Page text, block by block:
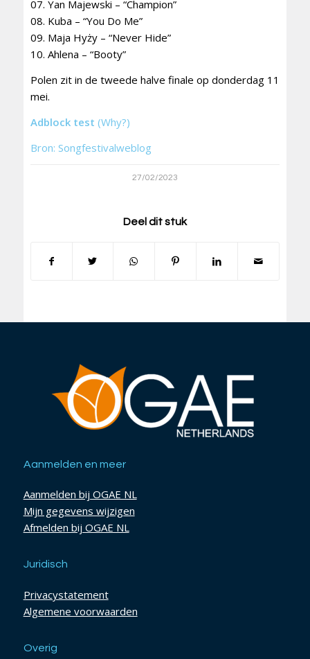
07. Yan Majewski – “Champion”
08. Kuba – “You Do Me”
09. Maja Hyży – “Never Hide”
10. Ahlena – “Booty”
Polen zit in de tweede halve finale op donderdag 11
mei.
Adblock test (Why?)
Bron: Songfestivalweblog
27/02/2023
Deel dit stuk
Aanmelden en meer
Aanmelden bij OGAE NL
Mijn gegevens wijzigen
Afmelden bij OGAE NL
Juridisch
Privacystatement
Algemene voorwaarden
Overig